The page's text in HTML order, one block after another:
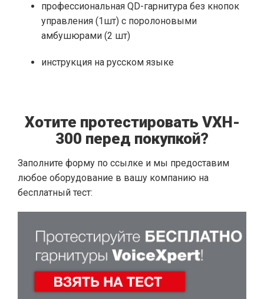
профессиональная QD-гарнитура без кнопок
управления (1шт) с поролоновыми
амбушюрами (2 шт)
инструкция на русском языке
Хотите протестировать VXH-
300 перед покупкой?
Заполните форму по ссылке и мы предоставим
любое оборудование в вашу компанию на
бесплатный тест: